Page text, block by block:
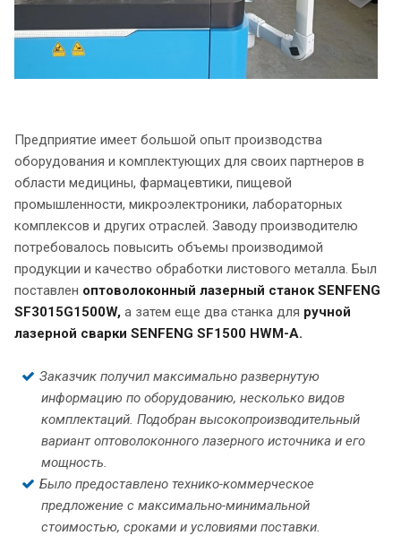
Предприятие имеет большой опыт производства
оборудования и комплектующих для своих партнеров в
области медицины, фармацевтики, пищевой
промышленности, микроэлектроники, лабораторных
комплексов и других отраслей. Заводу производителю
потребовалось повысить объемы производимой
продукции и качество обработки листового металла. Был
поставлен оптоволоконный лазерный станок SENFENG
SF3015G1500W, а затем еще два станка для ручной
лазерной сварки SENFENG SF1500 HWM-A.
Заказчик получил максимально развернутую
информацию по оборудованию, несколько видов
комплектаций. Подобран высокопроизводительный
вариант оптоволоконного лазерного источника и его
мощность.
Было предоставлено технико-коммерческое
предложение с максимально-минимальной
стоимостью, сроками и условиями поставки.